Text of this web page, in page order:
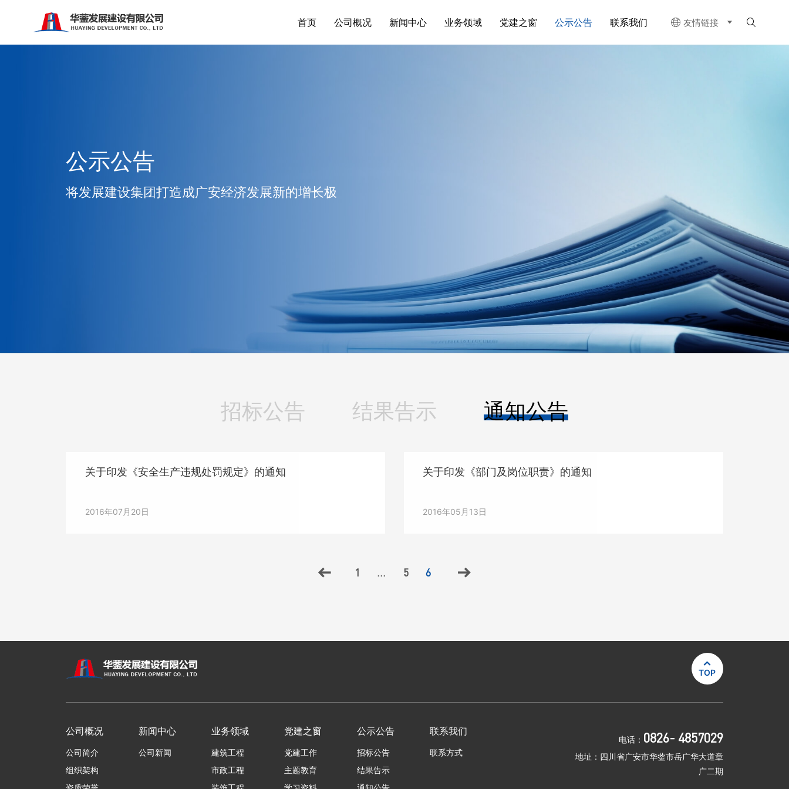
首页 公司概况 新闻中心 业务领域 党建之窗 公示公告 联系我们  友情链接 
公示公告
将发展建设集团打造成广安经济发展新的增长极
招标公告 结果告示 通知公告
关于印发《安全生产违规处罚规定》的通知
2016年07月20日
关于印发《部门及岗位职责》的通知
2016年05月13日
 1 ... 5 6 

TOP
公司概况
公司简介
组织架构
新闻中心
公司新闻
业务领域
建筑工程
市政工程
党建之窗
党建工作
主题教育
公示公告
招标公告
结果告示
联系我们
联系方式
电话： 0826- 4857029
地址：四川省广安市华蓥市岳广华大道章
广二期